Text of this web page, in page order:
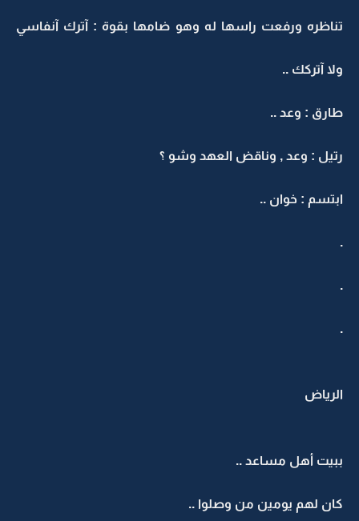
تناظره ورفعت راسها له وهو ضامها بقوة : آترك آنفاسي
ولا آتركك ..
طارق : وعد ..
رتيل : وعد , وناقض العهد وشو ؟
ابتسم : خوان ..
.
.
.
الرياض
ببيت أهل مساعد ..
كان لهم يومين من وصلوا ..